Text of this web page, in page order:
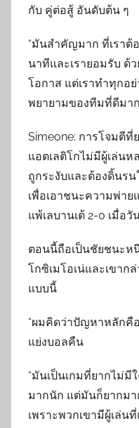
กับ คู่ต่อสู้ อันดับต้น ๆ
“มันสำคัญมาก ที่เราต้
นาทีและเรายอมรับ ด้
โอกาส แต่เราทำทุกอ
พยายามของทีมที่ดีมาก
Simeone: การโจมตี
แอตเลติโกไม่มีผู้เล่น
ถูกระงับและต้องดิ้นร
เพื่อเอาชนะความพ่า
แพ้เลบานเต้ 2-0 เมื่อวั
ตอนนี้ถือเป็นชัยชนะห
โกซิเมโอเน่และเขากล่
แบบนี้
“ผมคิดว่าปัญหาหลักคื
แย่งบอลคืน
“มันเป็นเกมที่ยากไม่
มากนัก แต่มันก็ยากมา
เพราะพวกเขามีผู้เล่น